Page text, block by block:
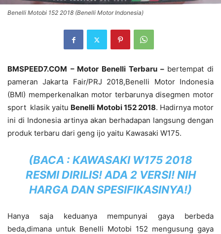
Benelli Motobi 152 2018 (Benelli Motor Indonesia)
BMSPEED7.COM – Motor Benelli Terbaru –bertempat di
pameran Jakarta Fair/PRJ 2018,Benelli Motor Indonesia
(BMI) memperkenalkan motor terbarunya disegmen motor
sport klasik yaitu Benelli Motobi 152 2018. Hadirnya motor
ini di Indonesia artinya akan berhadapan langsung dengan
produk terbaru dari geng ijo yaitu Kawasaki W175.
(BACA : KAWASAKI W175 2018
RESMI DIRILIS! ADA 2 VERSI! NIH
HARGA DAN SPESIFIKASINYA!)
Hanya saja keduanya mempunyai gaya berbeda
beda,dimana untuk Benelli Motobi 152 mengusung gaya